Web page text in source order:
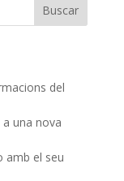
del
una nova
amb el seu